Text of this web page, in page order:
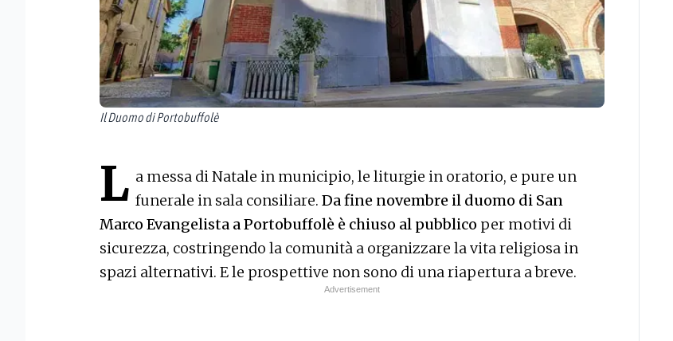
Il Duomo di Portobuffolè
L a messa di Natale in municipio, le liturgie in oratorio, e pure un
funerale in sala consiliare. Da fine novembre il duomo di San
Marco Evangelista a Portobuffolè è chiuso al pubblico per motivi di
sicurezza, costringendo la comunità a organizzare la vita religiosa in
spazi alternativi. E le prospettive non sono di una riapertura a breve.